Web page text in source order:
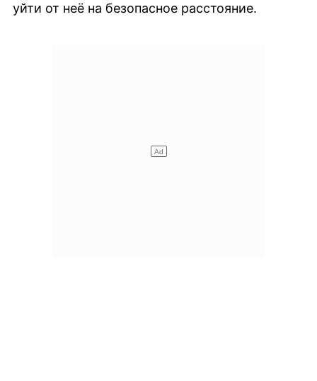
уйти от неё на безопасное расстояние.